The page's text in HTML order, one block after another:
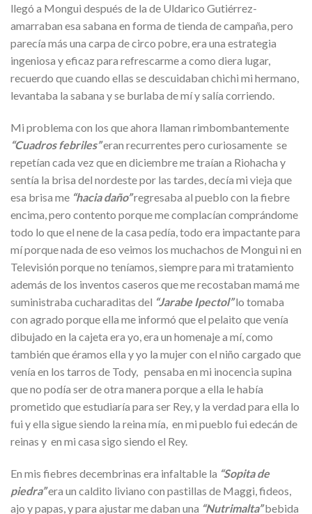
llegó a Mongui después de la de Uldarico Gutiérrez-
amarraban esa sabana en forma de tienda de campaña, pero
parecía más una carpa de circo pobre, era una estrategia
ingeniosa y eficaz para refrescarme a como diera lugar,
recuerdo que cuando ellas se descuidaban chichi mi hermano,
levantaba la sabana y se burlaba de mí y salía corriendo.
Mi problema con los que ahora llaman rimbombantemente
“Cuadros febriles”eran recurrentes pero curiosamente se
repetían cada vez que en diciembre me traían a Riohacha y
sentía la brisa del nordeste por las tardes, decía mi vieja que
esa brisa me “hacia daño”regresaba al pueblo con la fiebre
encima, pero contento porque me complacían comprándome
todo lo que el nene de la casa pedía, todo era impactante para
mí porque nada de eso veimos los muchachos de Mongui ni en
Televisión porque no teníamos, siempre para mi tratamiento
además de los inventos caseros que me recostaban mamá me
suministraba cucharaditas del “Jarabe Ipectol”lo tomaba
con agrado porque ella me informó que el pelaito que venía
dibujado en la cajeta era yo, era un homenaje a mí, como
también que éramos ella y yo la mujer con el niño cargado que
venía en los tarros de Tody, pensaba en mi inocencia supina
que no podía ser de otra manera porque a ella le había
prometido que estudiaría para ser Rey, y la verdad para ella lo
fui y ella sigue siendo la reina mía, en mi pueblo fui edecán de
reinas y en mi casa sigo siendo el Rey.
En mis fiebres decembrinas era infaltable la “Sopita de
piedra”era un caldito liviano con pastillas de Maggi, fideos,
ajo y papas, y para ajustar me daban una “Nutrimalta”bebida